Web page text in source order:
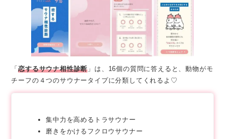
「恋するサウナ相性診断 」は、16個の質問に答えると、動物がモ
チーフの４つのサウナータイプに分類してくれるよ♡
集中力を高めるトラサウナー
磨きをかけるフクロウサウナー